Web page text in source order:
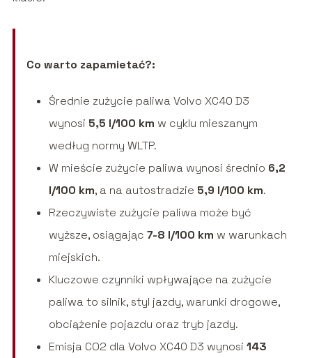
Co warto zapamietać?:
Średnie zużycie paliwa Volvo XC40 D3
wynosi 5,5 l/100 km w cyklu mieszanym
według normy WLTP.
W mieście zużycie paliwa wynosi średnio 6,2
l/100 km, a na autostradzie 5,9 l/100 km.
Rzeczywiste zużycie paliwa może być
wyższe, osiągając 7-8 l/100 km w warunkach
miejskich.
Kluczowe czynniki wpływające na zużycie
paliwa to silnik, styl jazdy, warunki drogowe,
obciążenie pojazdu oraz tryb jazdy.
Emisja CO2 dla Volvo XC40 D3 wynosi 143